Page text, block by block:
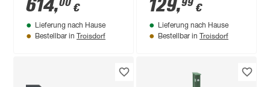
614,00 €
Lieferung nach Hause
Bestellbar in Troisdorf
cm
129,99 €
Lieferung nach Hause
Bestellbar in Troisdorf